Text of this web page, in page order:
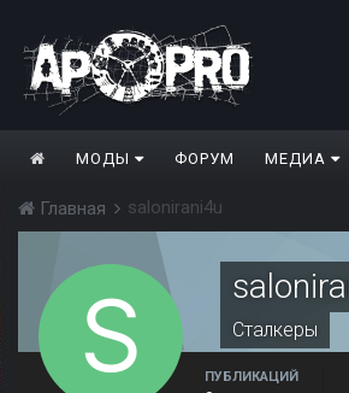
МОДЫ ФОРУМ МЕДИА
Главная salonirani4u
Сталкеры
ПУБЛИКАЦИЙ